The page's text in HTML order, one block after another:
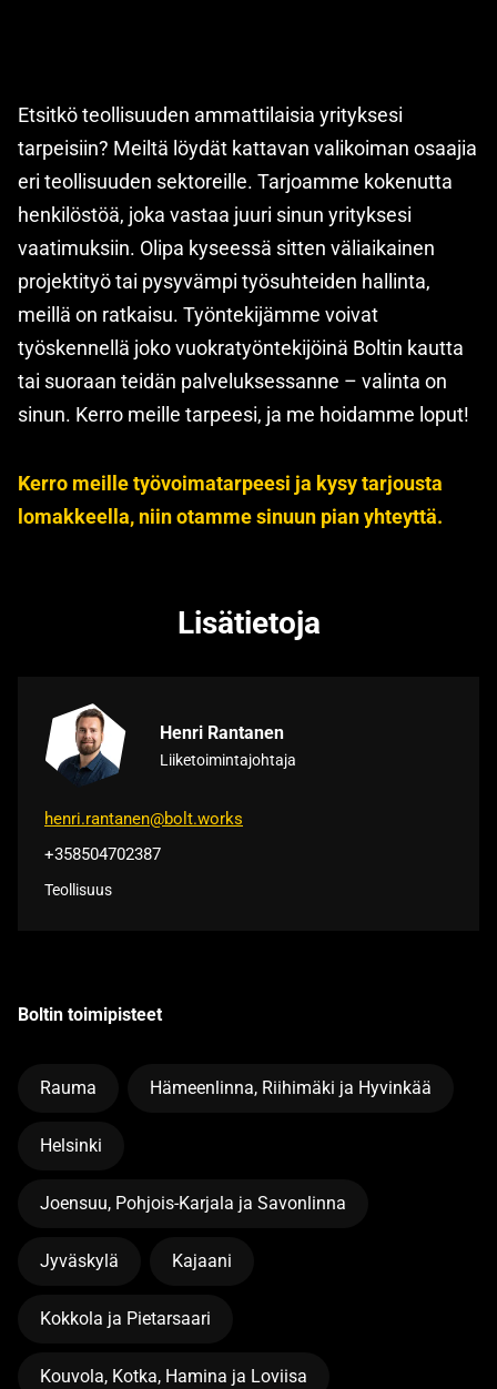
Etsitkö teollisuuden ammattilaisia yrityksesi
tarpeisiin? Meiltä löydät kattavan valikoiman osaajia
eri teollisuuden sektoreille. Tarjoamme kokenutta
henkilöstöä, joka vastaa juuri sinun yrityksesi
vaatimuksiin. Olipa kyseessä sitten väliaikainen
projektityö tai pysyvämpi työsuhteiden hallinta,
meillä on ratkaisu. Työntekijämme voivat
työskennellä joko vuokratyöntekijöinä Boltin kautta
tai suoraan teidän palveluksessanne – valinta on
sinun. Kerro meille tarpeesi, ja me hoidamme loput!
Kerro meille työvoimatarpeesi ja kysy tarjousta
lomakkeella, niin otamme sinuun pian yhteyttä.
Lisätietoja
Henri Rantanen
Liiketoimintajohtaja
henri.rantanen@bolt.works
+358504702387
Teollisuus
Boltin toimipisteet
Rauma Hämeenlinna, Riihimäki ja Hyvinkää
Helsinki
Joensuu, Pohjois-Karjala ja Savonlinna
Jyväskylä Kajaani
Kokkola ja Pietarsaari
Kouvola, Kotka, Hamina ja Loviisa